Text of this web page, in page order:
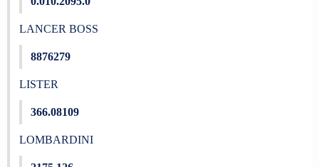
LANCER BOSS
8876279
LISTER
366.08109
LOMBARDINI